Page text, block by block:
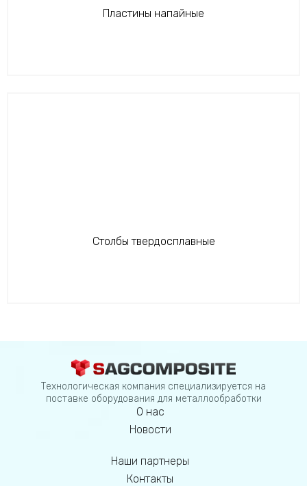
Пластины напайные
Столбы твердосплавные
Технологическая компания специализируется на
поставке оборудования для металлообработки
О нас
Новости
Наши партнеры
Контакты